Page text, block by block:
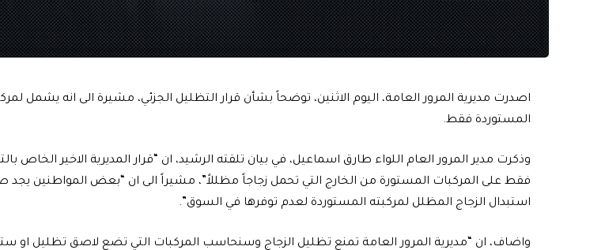
اصدرت مديرية المرور العامة، اليوم الاثنين، توضحاً بشأن قرار التظليل الجزئي، مشيرة الى انه يشمل
المستوردة فقط.
وذكرت مدير المرور العام اللواء طارق اسماعيل، في بيان تلقته الرشيد، ان “قرار المديرية الاخير الخاص
فقط على المركبات المستورة من الخارج التي تحمل زجاجاً مظللاً”، مشيراً الى ان “بعض المواطنين يجد
استبدال الزجاج المظلل لمركبته المستوردة لعدم توفرها في السوق”.
واضاف، ان “مديرية المرور العامة تمنع تظليل الزجاج وسنحاسب المركبات التي تضع لاصق تظليل او